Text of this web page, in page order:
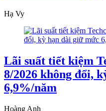
Hạ Vy
Lãi suất tiết kiệm
8/2026 không đổi,
6,9%/năm
Hoàng Anh